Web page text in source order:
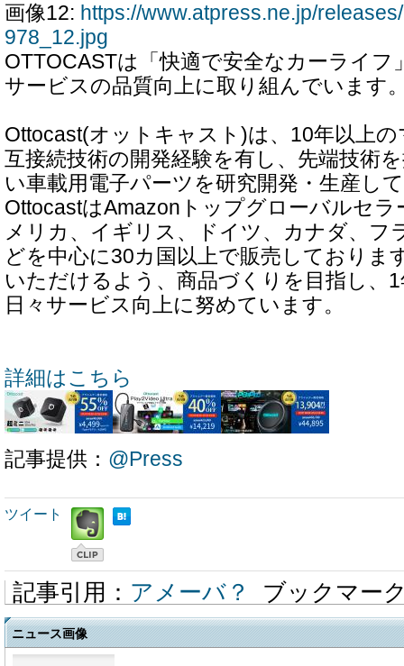
画像12: https://www.atpress.ne.jp/
978_12.jpg
OTTOCASTは「快適で安全なカーライフ
サービスの品質向上に取り組んでいます
Ottocast(オットキャスト)は、10年以上
互接続技術の開発経験を有し、先端技術
い車載用電子パーツを研究開発・生産し
OttocastはAmazonトップグローバルセラ
メリカ、イギリス、ドイツ、カナダ、フ
どを中心に30カ国以上で販売しておりま
いただけるよう、商品づくりを目指し、
日々サービス向上に努めています。
詳細はこちら
記事提供： @Press
ツイート
記事引用： アメーバ？ ブックマー
ニュース画像